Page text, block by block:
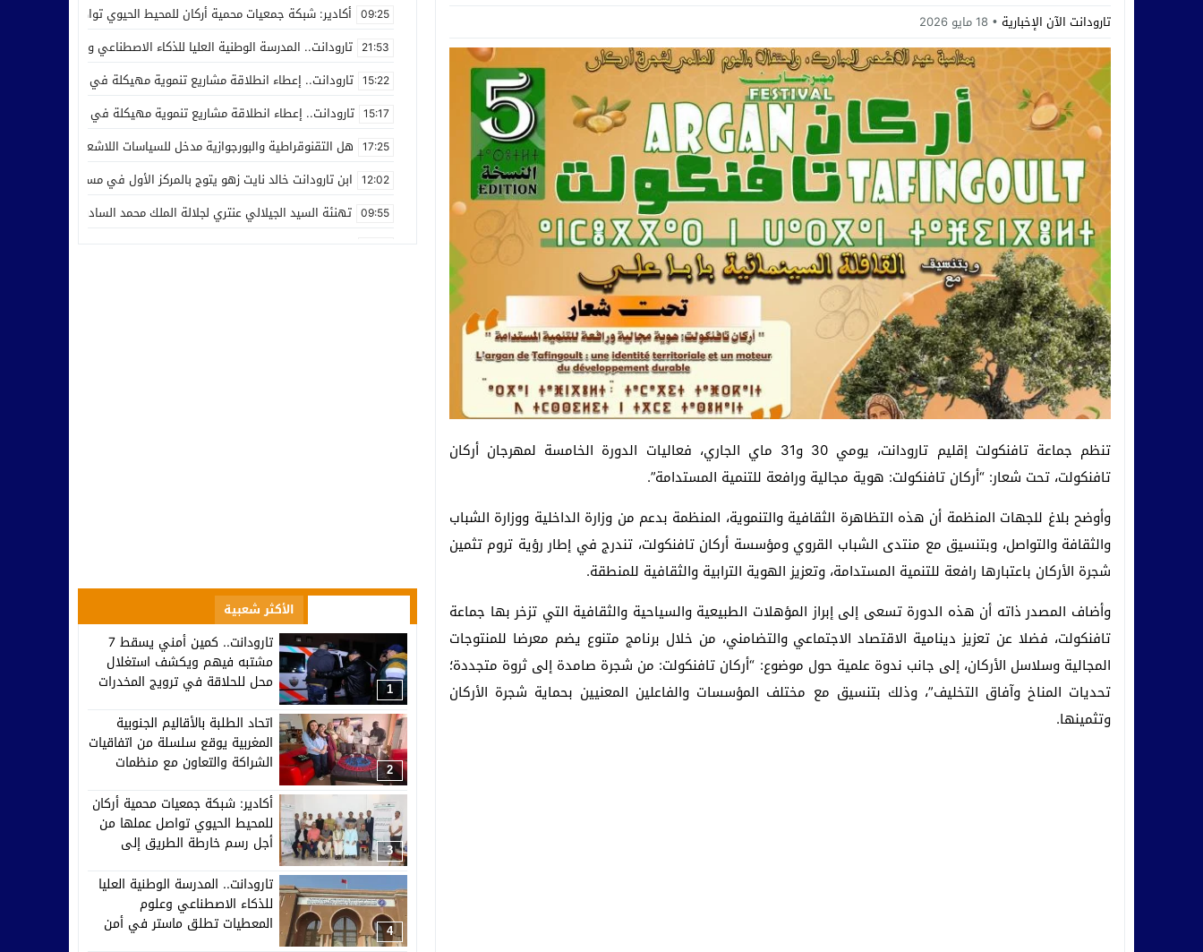
تارودانت الآن الإخبارية 18 مايو 2026
تنظم جماعة تافنكولت إقليم تارودانت، يومي 30 و31 ماي الجاري، فعاليات الدورة الخامسة لمهرجان أركان
تافنكولت، تحت شعار: “أركان تافنكولت: هوية مجالية ورافعة للتنمية المستدامة”.
وأوضح بلاغ للجهات المنظمة أن هذه التظاهرة الثقافية والتنموية، المنظمة بدعم من وزارة الداخلية ووزارة الشباب
والثقافة والتواصل، وبتنسيق مع منتدى الشباب القروي ومؤسسة أركان تافنكولت، تندرج في إطار رؤية تروم تثمين
شجرة الأركان باعتبارها رافعة للتنمية المستدامة، وتعزيز الهوية الترابية والثقافية للمنطقة.
وأضاف المصدر ذاته أن هذه الدورة تسعى إلى إبراز المؤهلات الطبيعية والسياحية والثقافية التي تزخر بها جماعة
تافنكولت، فضلا عن تعزيز دينامية الاقتصاد الاجتماعي والتضامني، من خلال برنامج متنوع يضم معرضا للمنتوجات
المجالية وسلاسل الأركان، إلى جانب ندوة علمية حول موضوع: “أركان تافنكولت: من شجرة صامدة إلى ثروة متجددة؛
تحديات المناخ وآفاق التخليف”، وذلك بتنسيق مع مختلف المؤسسات والفاعلين المعنيين بحماية شجرة الأركان
وتثمينها.
09:25 أكادير: شبكة جمعيات محمية أركان للمحيط الحيوي تواصل عملها من أجل
21:53 تارودانت.. المدرسة الوطنية العليا للذكاء الاصطناعي وعلوم
15:22 تارودانت.. إعطاء انطلاقة مشاريع تنموية مهيكلة في إطار الاحتفال بالذكرى الـ27 لعيد
15:17 تارودانت.. إعطاء انطلاقة مشاريع تنموية مهيكلة في إطار الاحتفال بالذكرى الـ27 لعيد
17:25 هل التقنوقراطية والبورجوازية مدخل للسياسات اللاشعبية
12:02 ابن تارودانت خالد نايت زهو يتوج بالمركز الأول في مسابقة “Creative Cup” بالولايات المتحدة
09:55 تهنئة السيد الجيلالي عنتري لجلالة الملك محمد السادس بمناسبة عيد
الأكثر شعبية
1
تارودانت.. كمين أمني يسقط 7
مشتبه فيهم ويكشف استغلال
محل للحلاقة في ترويج المخدرات
2
اتحاد الطلبة بالأقاليم الجنوبية
المغربية يوقع سلسلة من اتفاقيات
الشراكة والتعاون مع منظمات
3
أكادير: شبكة جمعيات محمية أركان
للمحيط الحيوي تواصل عملها من
أجل رسم خارطة الطريق إلى
4
تارودانت.. المدرسة الوطنية العليا
للذكاء الاصطناعي وعلوم
المعطيات تطلق ماستر في أمن